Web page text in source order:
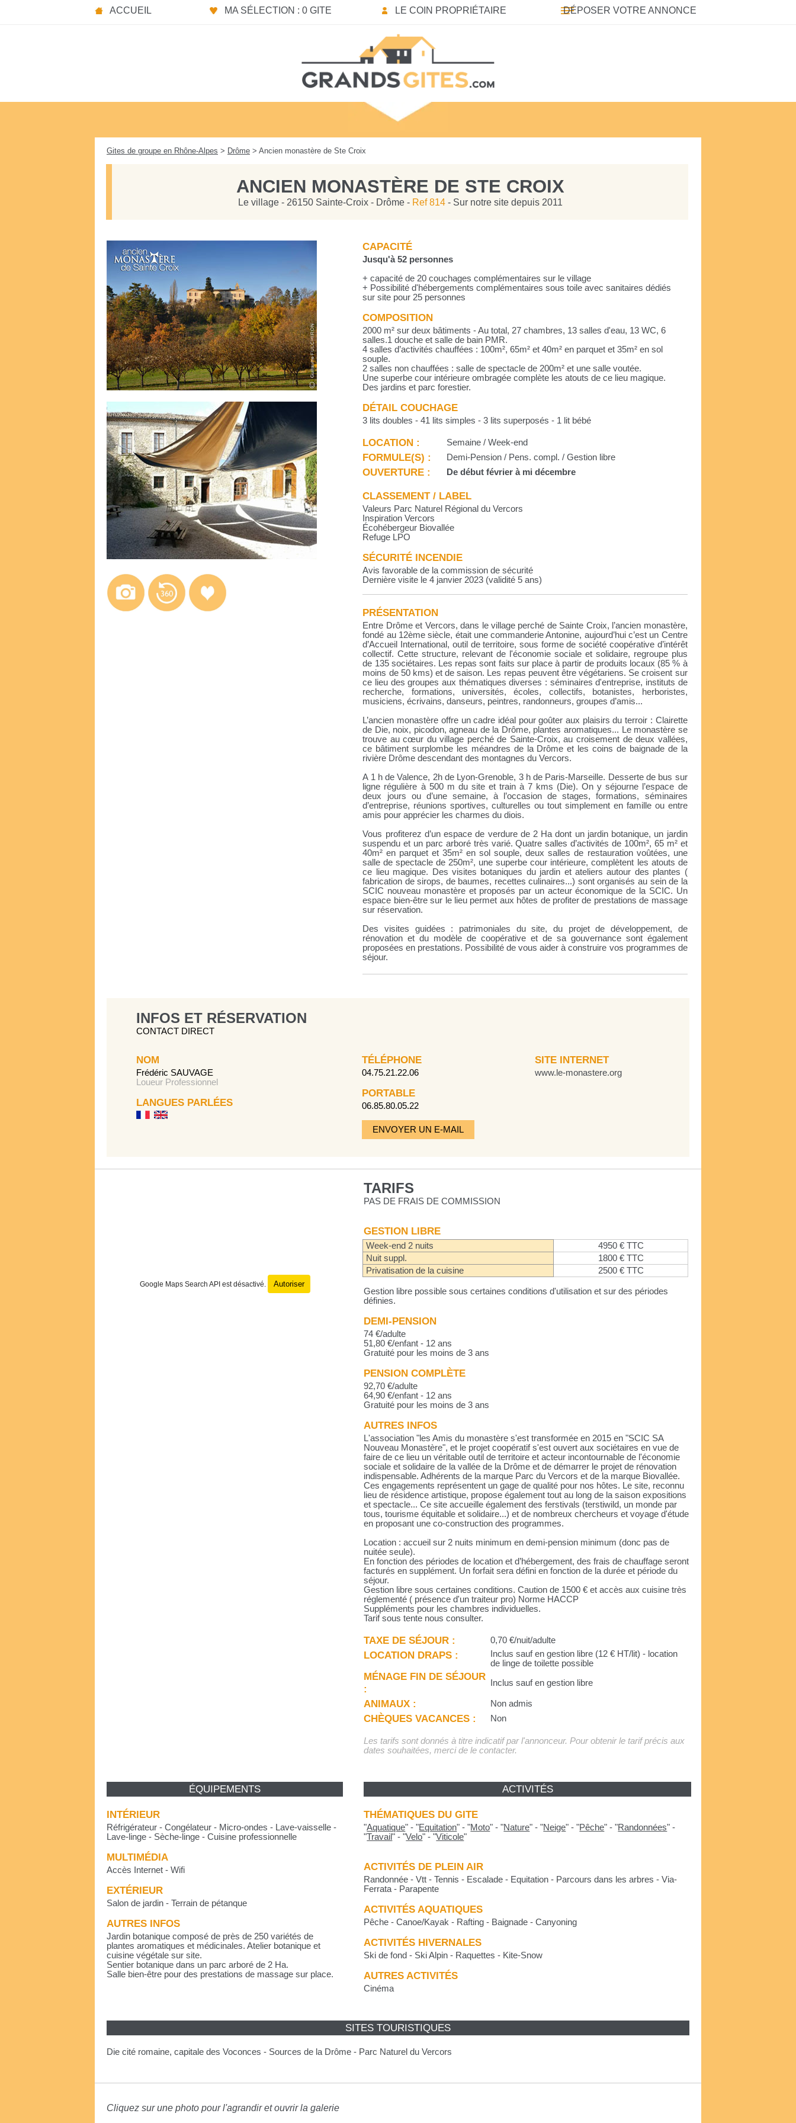
ACCUEIL MA SÉLECTION : 0 GITE LE COIN PROPRIÉTAIRE DÉPOSER VOTRE ANNONCE
Gites de groupe en Rhône-Alpes > Drôme > Ancien monastère de Ste Croix
ANCIEN MONASTÈRE DE STE CROIX
Le village - 26150 Sainte-Croix - Drôme - Ref 814- Sur notre site depuis 2011
CAPACITÉ
Jusqu'à 52 personnes
+ capacité de 20 couchages complémentaires sur le village
+ Possibilité d'hébergements complémentaires sous toile avec sanitaires dédiés
sur site pour 25 personnes
COMPOSITION
2000 m² sur deux bâtiments - Au total, 27 chambres, 13 salles d'eau, 13 WC, 6
salles.1 douche et salle de bain PMR.
4 salles d’activités chauffées : 100m², 65m² et 40m² en parquet et 35m² en sol
souple.
2 salles non chauffées : salle de spectacle de 200m² et une salle voutée.
Une superbe cour intérieure ombragée complète les atouts de ce lieu magique.
Des jardins et parc forestier.
DÉTAIL COUCHAGE
3 lits doubles - 41 lits simples - 3 lits superposés - 1 lit bébé
LOCATION : Semaine / Week-end
FORMULE(S) : Demi-Pension / Pens. compl. / Gestion libre
OUVERTURE : De début février à mi décembre
CLASSEMENT / LABEL
Valeurs Parc Naturel Régional du Vercors
Inspiration Vercors
Écohébergeur Biovallée
Refuge LPO
SÉCURITÉ INCENDIE
Avis favorable de la commission de sécurité
Dernière visite le 4 janvier 2023 (validité 5 ans)
PRÉSENTATION
Entre Drôme et Vercors, dans le village perché de Sainte Croix, l’ancien monastère,
fondé au 12ème siècle, était une commanderie Antonine, aujourd’hui c’est un Centre
d’Accueil International, outil de territoire, sous forme de société coopérative d’intérêt
collectif. Cette structure, relevant de l'économie sociale et solidaire, regroupe plus
de 135 sociétaires. Les repas sont faits sur place à partir de produits locaux (85 % à
moins de 50 kms) et de saison. Les repas peuvent être végétariens. Se croisent sur
ce lieu des groupes aux thématiques diverses : séminaires d'entreprise, instituts de
recherche, formations, universités, écoles, collectifs, botanistes, herboristes,
musiciens, écrivains, danseurs, peintres, randonneurs, groupes d’amis...
L’ancien monastère offre un cadre idéal pour goûter aux plaisirs du terroir : Clairette
de Die, noix, picodon, agneau de la Drôme, plantes aromatiques... Le monastère se
trouve au cœur du village perché de Sainte-Croix, au croisement de deux vallées,
ce bâtiment surplombe les méandres de la Drôme et les coins de baignade de la
rivière Drôme descendant des montagnes du Vercors.
A 1 h de Valence, 2h de Lyon-Grenoble, 3 h de Paris-Marseille. Desserte de bus sur
ligne régulière à 500 m du site et train à 7 kms (Die). On y séjourne l’espace de
deux jours ou d’une semaine, à l’occasion de stages, formations, séminaires
d’entreprise, réunions sportives, culturelles ou tout simplement en famille ou entre
amis pour apprécier les charmes du diois.
Vous profiterez d’un espace de verdure de 2 Ha dont un jardin botanique, un jardin
suspendu et un parc arboré très varié. Quatre salles d’activités de 100m², 65 m² et
40m² en parquet et 35m² en sol souple, deux salles de restauration voûtées, une
salle de spectacle de 250m², une superbe cour intérieure, complètent les atouts de
ce lieu magique. Des visites botaniques du jardin et ateliers autour des plantes (
fabrication de sirops, de baumes, recettes culinaires...) sont organisés au sein de la
SCIC nouveau monastère et proposés par un acteur économique de la SCIC. Un
espace bien-être sur le lieu permet aux hôtes de profiter de prestations de massage
sur réservation.
Des visites guidées : patrimoniales du site, du projet de développement, de
rénovation et du modèle de coopérative et de sa gouvernance sont également
proposées en prestations. Possibilité de vous aider à construire vos programmes de
séjour.
INFOS ET RÉSERVATION
CONTACT DIRECT
NOM
Frédéric SAUVAGE
Loueur Professionnel
LANGUES PARLÉES
TÉLÉPHONE
04.75.21.22.06
PORTABLE
06.85.80.05.22
ENVOYER UN E-MAIL
SITE INTERNET
www.le-monastere.org
Google Maps Search API est désactivé. Autoriser
TARIFS
PAS DE FRAIS DE COMMISSION
GESTION LIBRE
Week-end 2 nuits
4950 € TTC
Nuit suppl.
1800 € TTC
Privatisation de la cuisine
2500 € TTC
Gestion libre possible sous certaines conditions d'utilisation et sur des périodes
définies.
DEMI-PENSION
74 €/adulte
51,80 €/enfant - 12 ans
Gratuité pour les moins de 3 ans
PENSION COMPLÈTE
92,70 €/adulte
64,90 €/enfant - 12 ans
Gratuité pour les moins de 3 ans
AUTRES INFOS
L'association "les Amis du monastère s'est transformée en 2015 en "SCIC SA
Nouveau Monastère", et le projet coopératif s'est ouvert aux sociétaires en vue de
faire de ce lieu un véritable outil de territoire et acteur incontournable de l'économie
sociale et solidaire de la vallée de la Drôme et de démarrer le projet de rénovation
indispensable. Adhérents de la marque Parc du Vercors et de la marque Biovallée.
Ces engagements représentent un gage de qualité pour nos hôtes. Le site, reconnu
lieu de résidence artistique, propose également tout au long de la saison expositions
et spectacle... Ce site accueille également des ferstivals (terstiwild, un monde par
tous, tourisme équitable et solidaire...) et de nombreux chercheurs et voyage d'étude
en proposant une co-construction des programmes.
Location : accueil sur 2 nuits minimum en demi-pension minimum (donc pas de
nuitée seule).
En fonction des périodes de location et d’hébergement, des frais de chauffage seront
facturés en supplément. Un forfait sera défini en fonction de la durée et période du
séjour.
Gestion libre sous certaines conditions. Caution de 1500 € et accès aux cuisine très
réglementé ( présence d'un traiteur pro) Norme HACCP
Suppléments pour les chambres individuelles.
Tarif sous tente nous consulter.
TAXE DE SÉJOUR : 0,70 €/nuit/adulte
LOCATION DRAPS :
Inclus sauf en gestion libre (12 € HT/lit) - location
de linge de toilette possible
MÉNAGE FIN DE SÉJOUR
:
Inclus sauf en gestion libre
ANIMAUX : Non admis
CHÈQUES VACANCES : Non
Les tarifs sont donnés à titre indicatif par l'annonceur. Pour obtenir le tarif précis aux
dates souhaitées, merci de le contacter.
ÉQUIPEMENTS
INTÉRIEUR
Réfrigérateur - Congélateur - Micro-ondes - Lave-vaisselle -
Lave-linge - Sèche-linge - Cuisine professionnelle
MULTIMÉDIA
Accès Internet - Wifi
EXTÉRIEUR
Salon de jardin - Terrain de pétanque
AUTRES INFOS
Jardin botanique composé de près de 250 variétés de
plantes aromatiques et médicinales. Atelier botanique et
cuisine végétale sur site.
Sentier botanique dans un parc arboré de 2 Ha.
Salle bien-être pour des prestations de massage sur place.
ACTIVITÉS
THÉMATIQUES DU GITE
"Aquatique" -"Equitation" -"Moto" -"Nature" -"Neige" -"Pêche" -"Randonnées" -
"Travail" -"Velo" -"Viticole"
ACTIVITÉS DE PLEIN AIR
Randonnée - Vtt - Tennis - Escalade - Equitation - Parcours dans les arbres - Via-
Ferrata - Parapente
ACTIVITÉS AQUATIQUES
Pêche - Canoe/Kayak - Rafting - Baignade - Canyoning
ACTIVITÉS HIVERNALES
Ski de fond - Ski Alpin - Raquettes - Kite-Snow
AUTRES ACTIVITÉS
Cinéma
SITES TOURISTIQUES
Die cité romaine, capitale des Voconces - Sources de la Drôme - Parc Naturel du Vercors
Cliquez sur une photo pour l'agrandir et ouvrir la galerie
Panneau de gestion des cookies